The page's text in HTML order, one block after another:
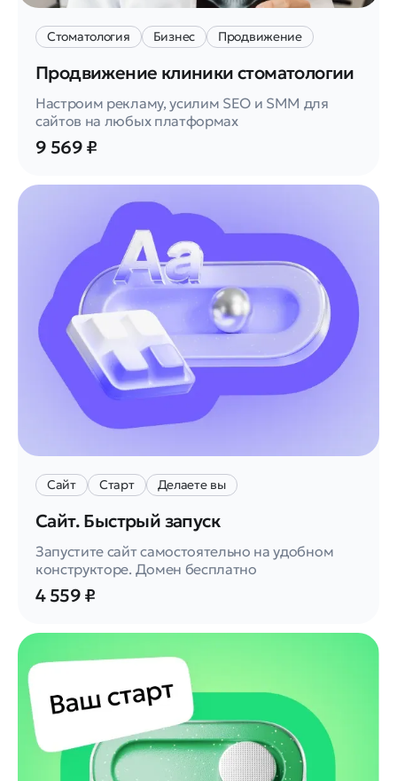
Стоматология Бизнес Продвижение
Продвижение клиники стоматологии
Настроим рекламу, усилим SEO и SMM для
сайтов на любых платформах
9 569 ₽
Сайт Старт Делаете вы
Сайт. Быстрый запуск
Запустите сайт самостоятельно на удобном
конструкторе. Домен бесплатно
4 559 ₽